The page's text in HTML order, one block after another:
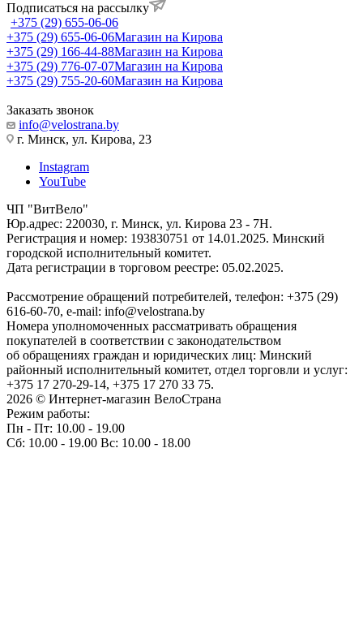
Подписаться на рассылку
+375 (29) 655-06-06
+375 (29) 655-06-06Магазин на Кирова
+375 (29) 166-44-88Магазин на Кирова
+375 (29) 776-07-07Магазин на Кирова
+375 (29) 755-20-60Магазин на Кирова
Заказать звонок
info@velostrana.by
г. Минск, ул. Кирова, 23
Instagram
YouTube
ЧП "ВитВело"
Юр.адрес: 220030, г. Минск, ул. Кирова 23 - 7Н.
Регистрация и номер: 193830751 от 14.01.2025. Минский
городской исполнительный комитет.
Дата регистрации в торговом реестре: 05.02.2025.
Рассмотрение обращений потребителей, телефон: +375 (29)
616-60-70, e-mail: info@velostrana.by
Номера уполномоченных рассматривать обращения
покупателей в соответствии с законодательством
об обращениях граждан и юридических лиц: Минский
районный исполнительный комитет, отдел торговли и услуг:
+375 17 270-29-14, +375 17 270 33 75.
2026 © Интернет-магазин ВелоСтрана
Режим работы:
Пн - Пт: 10.00 - 19.00
Сб: 10.00 - 19.00 Вс: 10.00 - 18.00